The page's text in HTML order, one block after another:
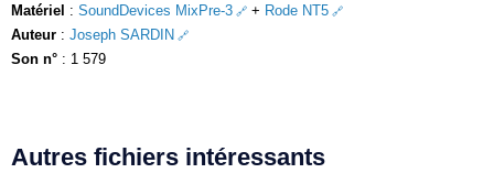
Matériel : SoundDevices MixPre-3 + Rode NT5
Auteur : Joseph SARDIN
Son n° : 1 579
Autres fichiers intéressants